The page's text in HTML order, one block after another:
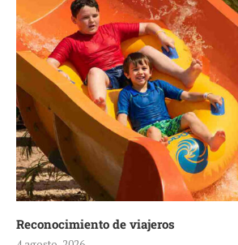
Reconocimiento de viajeros